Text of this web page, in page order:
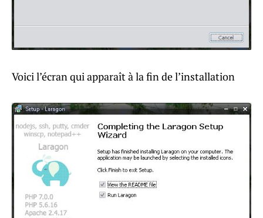
Voici l’écran qui apparaît à la fin de l’installation